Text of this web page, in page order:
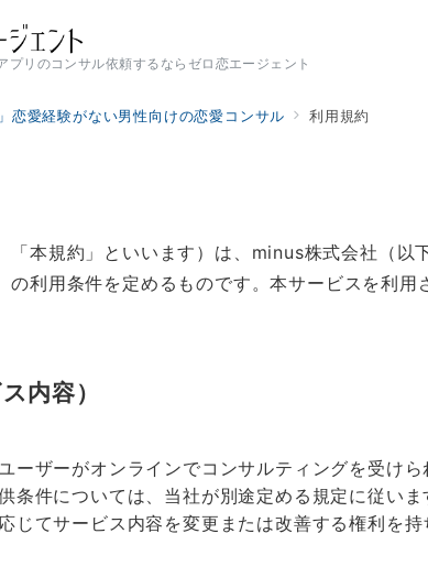
プリのコンサル依頼するならゼロ恋エージェント
恋愛経験がない男性向けの恋愛コンサル 利用規約
「本規約」といいます）は、minus株式会社（
の利用条件を定めるものです。本サービスを利
内容）
ーザーがオンラインでコンサルティングを受けら
条件については、当社が別途定める規定に従いま
じてサービス内容を変更または改善する権利を持